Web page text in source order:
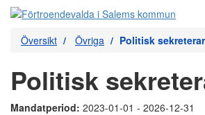
Översikt Övriga Politisk
Politisk
Mandatperiod: 2023-01-01 - 2026-12-31